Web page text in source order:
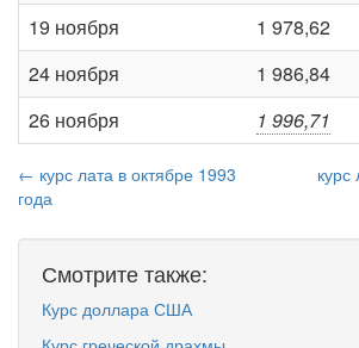
19 ноября
1 978,62
24 ноября
1 986,84
26 ноября
1 996,71
← курс лата в октябре 1993
года
курс
Смотрите также:
Курс доллара США